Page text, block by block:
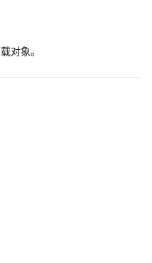
对象。